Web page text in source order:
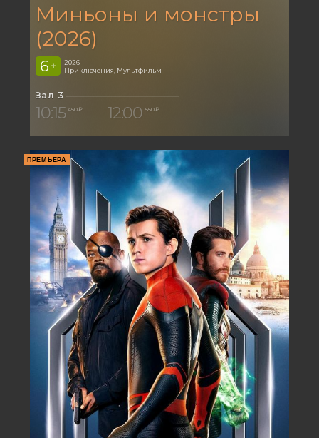
Миньоны и монстры
(2026)
6 +
2026
Приключения, Мультфильм
Зал 3
10:15 450 ₽ 12:00 550 ₽
ПРЕМЬЕРА